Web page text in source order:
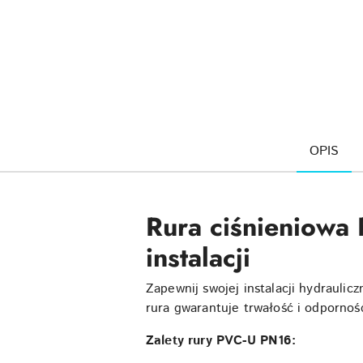
OPIS
Rura
instalacji
Zapewnij swojej instalacji
rura gwarantuje trwałość i
Zalety rury PVC-U PN16: